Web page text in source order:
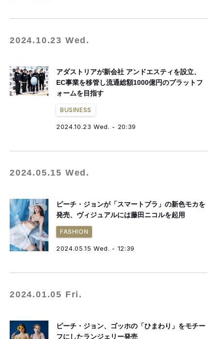
2024.10.23 Wed.
アダストリアが新会社 アンドエスティを設立、
EC事業を移管し流通総額1000億円のプラットフ
ォームを目指す
BUSINESS
2024.10.23 Wed. - 20:39
2024.05.15 Wed.
ピーチ・ジョンが「スマートブラ」の新色モカを
発売、ヴィジュアルには藤田ニコルを起用
FASHION
2024.05.15 Wed. - 12:39
2024.01.05 Fri.
ピーチ・ジョン、ゴッホの「ひまわり」をモチー
フにしたランジェリー発売